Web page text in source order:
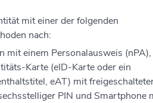
mit einer der folgenden
nach:
mit einem Personalausweis
Karte (eID-Karte oder ein
eAT) mit
PIN und Smartphone